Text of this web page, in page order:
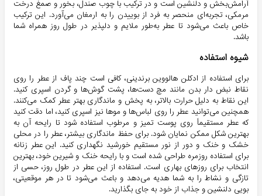
آرامش‌بخش و دلنشین است و در ترکیب با چوب صندل، بخور و صمغ درخت
مرمکی، تجربه‌ای منحصر به فرد از بوییدن را به ارمغان می‌آورد. این ترکیب
خاص باعث می‌شود تا عطر به‌طور ملایم و دلپذیر در طول روز همراه شما
باشد.
شیوه استفاده
برای استفاده از ادکلن هالووین برندینی، کافی است چند پاف از عطر را روی
نقاط نبض دار بدن مانند مچ دست‌ها، پشت گوش‌ها و گردن اسپری کنید.
این نقاط به دلیل حرارت بالاتر، به پخش و ماندگاری بهتر عطر کمک می‌کنند.
همچنین می‌توانید عطر را روی لباس‌ها و موها نیز اسپری کنید، اما دقت کنید
که عطر مستقیماً روی پوست تمیز و مرطوب استفاده شود تا رایحه آن به
بهترین شکل ممکن نمایان شود. برای حفظ ماندگاری بیشتر، عطر را در محلی
خشک و خنک و دور از نور مستقیم خورشید نگهداری کنید. این عطر زنانه
برای استفاده روزمره طراحی شده است و با رایحه خنک و شیرین خود، بهترین
انتخاب برای روزهای بهاری است. استفاده از این عطر در طول روز، حسی از
تازگی و نشاط را به شما هدیه می‌دهد و باعث می‌شود تا در هر موقعیتی،
بویی دلنشین و جذاب از خود به جای بگذارید.